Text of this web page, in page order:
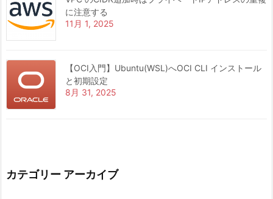
に注意する
11月 1, 2025
【OCI入門】Ubuntu(WSL)へOCI CLI インストール
と初期設定
8月 31, 2025
カテゴリー アーカイブ